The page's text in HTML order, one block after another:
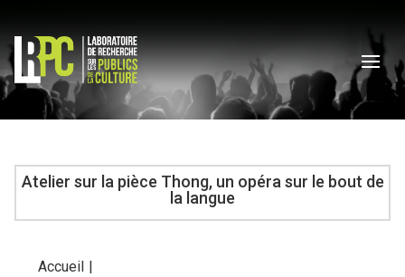
Atelier sur la pièce Thong, un opéra sur le bout de
la langue
Accueil |